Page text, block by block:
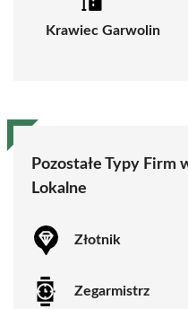
Krawiec Garwolin
Pozostałe Typy Firm
Lokalne
Złotnik
Zegarmistrz